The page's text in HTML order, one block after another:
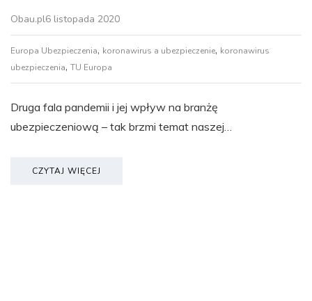
Obau.pl6 listopada 2020
Europa Ubezpieczenia, koronawirus a ubezpieczenie, koronawirus
ubezpieczenia, TU Europa
Druga fala pandemii i jej wpływ na branżę
ubezpieczeniową – tak brzmi temat naszej…
CZYTAJ WIĘCEJ